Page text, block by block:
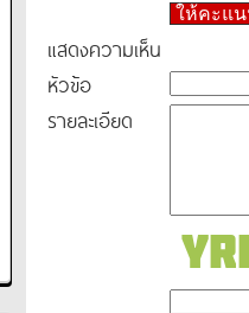
ให้คะแ
แสดงความเห็น
หัวข้อ
รายละเอียด